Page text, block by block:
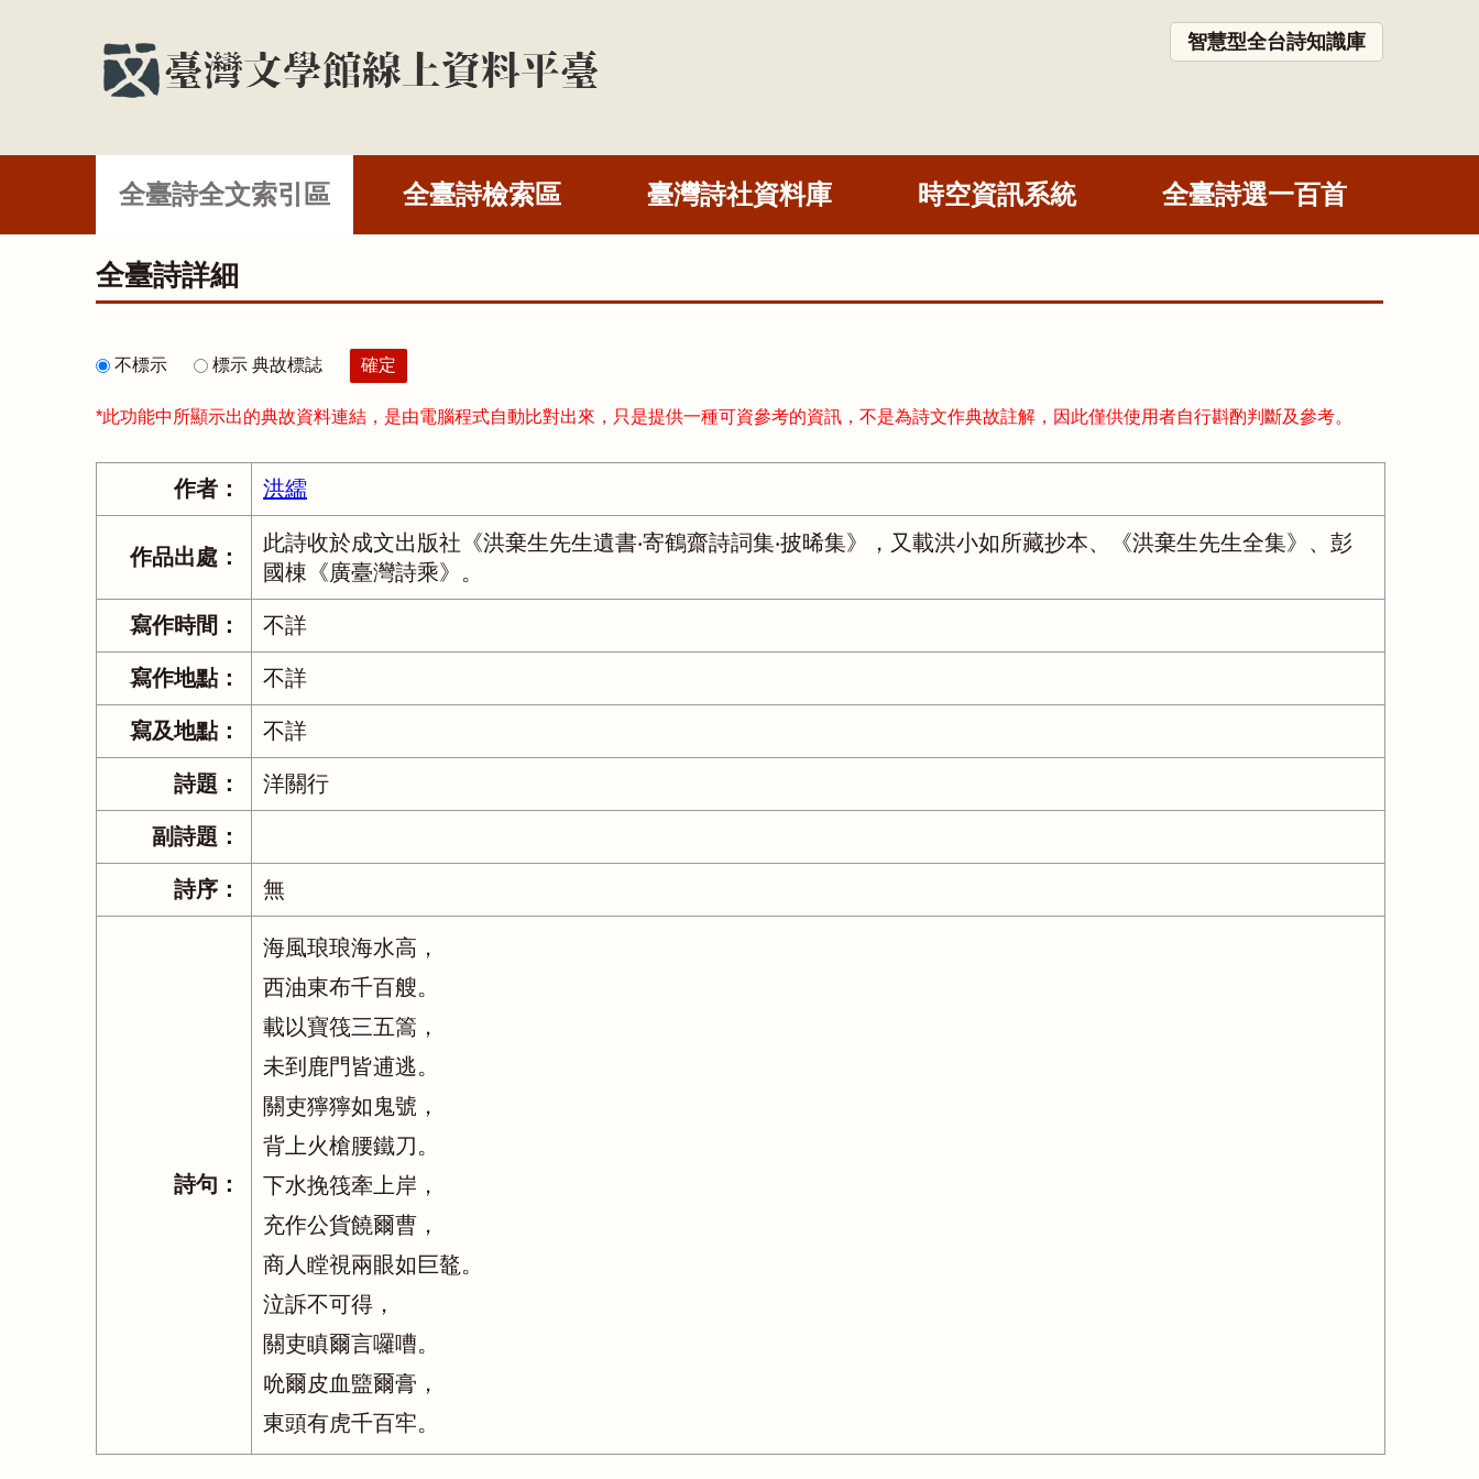
智慧型全台詩知識庫
全臺詩全文索引區 全臺詩檢索區 臺灣詩社資料庫 時空資訊系統 全臺詩選一百首
全臺詩詳細
不標示 標示 典故標誌
*此功能中所顯示出的典故資料連結，是由電腦程式自動比對出來，只是提供一種可資參考的資訊，不是為詩文作典故註解，因此僅供使用者自行斟酌判斷及參考。
作者： 洪繻
作品出處：
此詩收於成文出版社《洪棄生先生遺書‧寄鶴齋詩詞集‧披晞集》，又載洪小如所藏抄本、《洪棄生先生全集》、彭
國棟《廣臺灣詩乘》。
寫作時間： 不詳
寫作地點： 不詳
寫及地點： 不詳
詩題： 洋關行
副詩題：
詩序： 無
詩句：
海風琅琅海水高，
西油東布千百艘。
載以寶筏三五篙，
未到鹿門皆逋逃。
關吏獰獰如鬼號，
背上火槍腰鐵刀。
下水挽筏牽上岸，
充作公貨饒爾曹，
商人瞠視兩眼如巨鼇。
泣訴不可得，
關吏瞋爾言囉嘈。
吮爾皮血盬爾膏，
東頭有虎千百牢。